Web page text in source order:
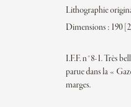
Lithographie
Dimensions : 190
I.F.F. n°8-1. Très
parue dans la «
marges.